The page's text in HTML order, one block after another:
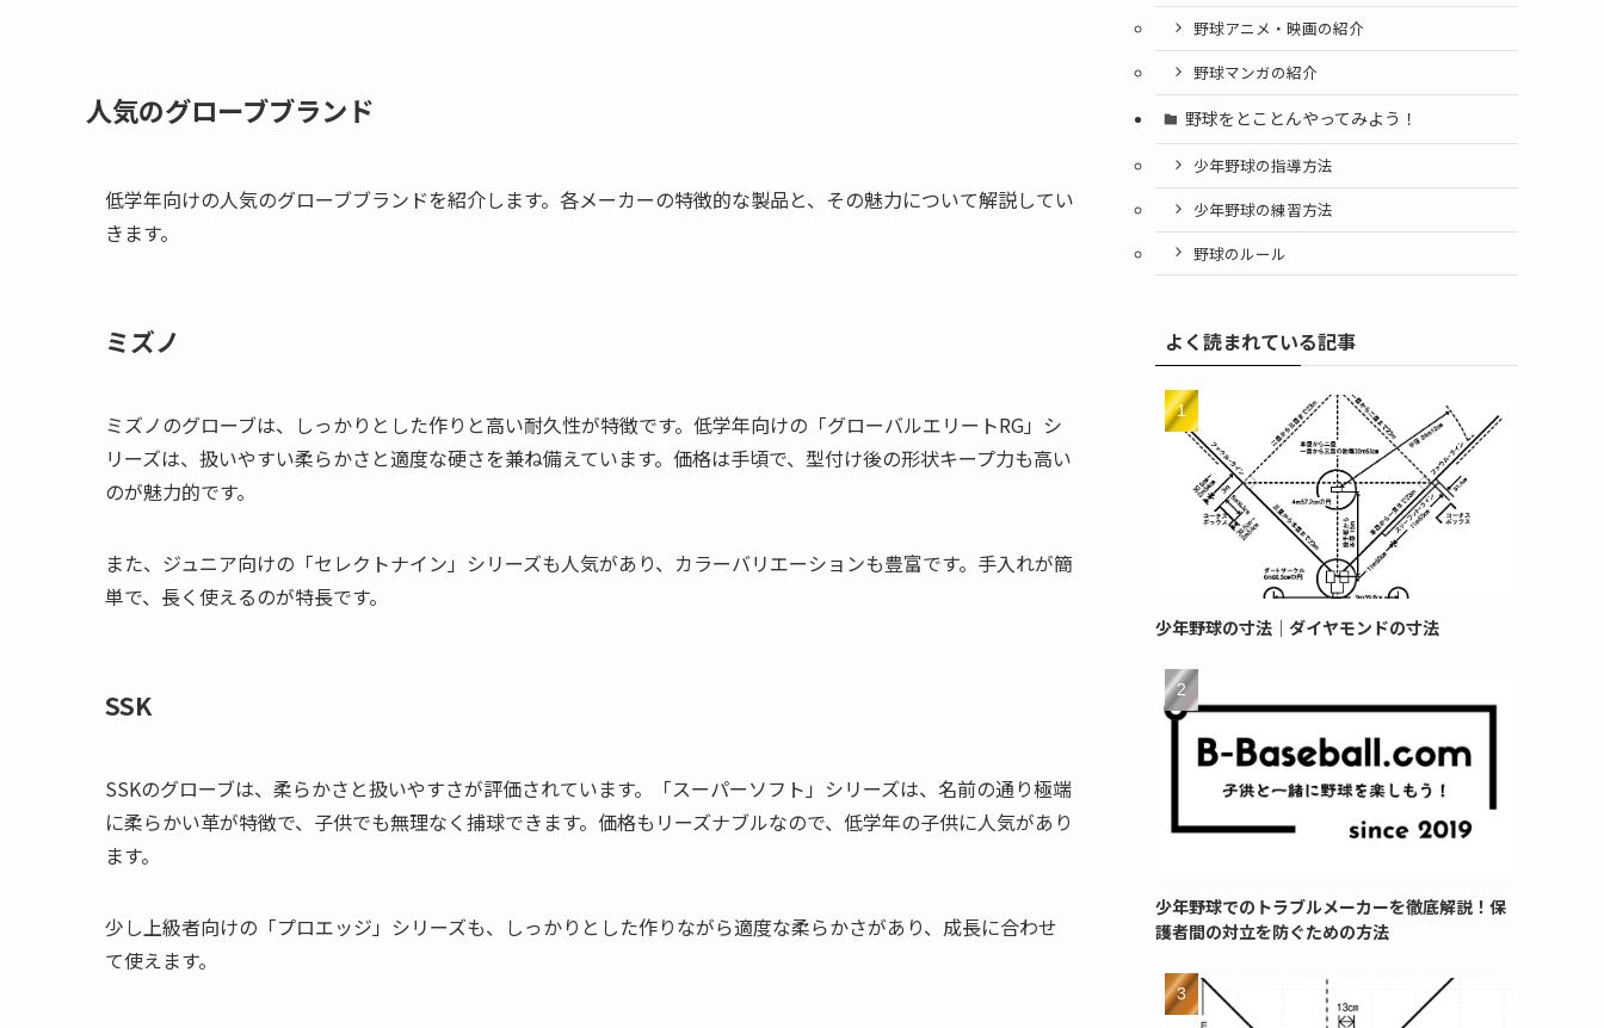
人気のグローブブランド
低学年向けの人気のグローブブランドを紹介します。各メーカーの特徴的な製品と、その魅力について解説してい
きます。
ミズノ
ミズノのグローブは、しっかりとした作りと高い耐久性が特徴です。低学年向けの「グローバルエリートRG」シ
リーズは、扱いやすい柔らかさと適度な硬さを兼ね備えています。価格は手頃で、型付け後の形状キープ力も高い
のが魅力的です。
また、ジュニア向けの「セレクトナイン」シリーズも人気があり、カラーバリエーションも豊富です。手入れが簡
単で、長く使えるのが特長です。
SSK
SSKのグローブは、柔らかさと扱いやすさが評価されています。「スーパーソフト」シリーズは、名前の通り極端
に柔らかい革が特徴で、子供でも無理なく捕球できます。価格もリーズナブルなので、低学年の子供に人気があり
ます。
少し上級者向けの「プロエッジ」シリーズも、しっかりとした作りながら適度な柔らかさがあり、成長に合わせ
て使えます。
野球アニメ・映画の紹介
野球マンガの紹介
野球をとことんやってみよう！
少年野球の指導方法
少年野球の練習方法
野球のルール
よく読まれている記事
少年野球の寸法｜ダイヤモンドの寸法
少年野球でのトラブルメーカーを徹底解説！保
護者間の対立を防ぐための方法